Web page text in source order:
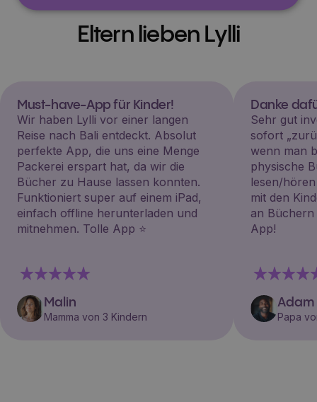
Eltern lieben Lylli
Must-have-App für Kinder!
Wir haben Lylli vor einer langen
Reise nach Bali entdeckt. Absolut
perfekte App, die uns eine Menge
Packerei erspart hat, da wir die
Bücher zu Hause lassen konnten.
Funktioniert super auf einem iPad,
einfach offline herunterladen und
mitnehmen. Tolle App ⭐️
Malin
Mamma von 3 Kindern
Danke
Sehr gut
sofort
wenn man
physische
lesen/
mit den
an Büchern
App!
Adam
Papa